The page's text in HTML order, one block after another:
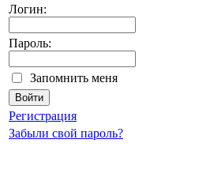
Логин:
Пароль:
Запомнить меня
Регистрация
Забыли свой пароль?